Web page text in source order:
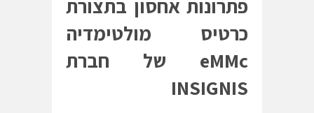
פתרונות אחסון בתצורת
כרטיס מולטימדיה
eMMc של חברת
INSIGNIS